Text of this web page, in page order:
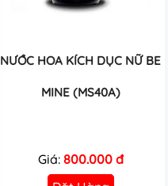
NƯỚC HOA KÍCH DỤC NỮ BE
MINE (MS40A)
Giá: 800.000 đ